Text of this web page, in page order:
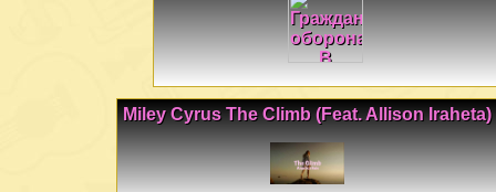
Miley Cyrus The Climb (Feat. Allison Iraheta)